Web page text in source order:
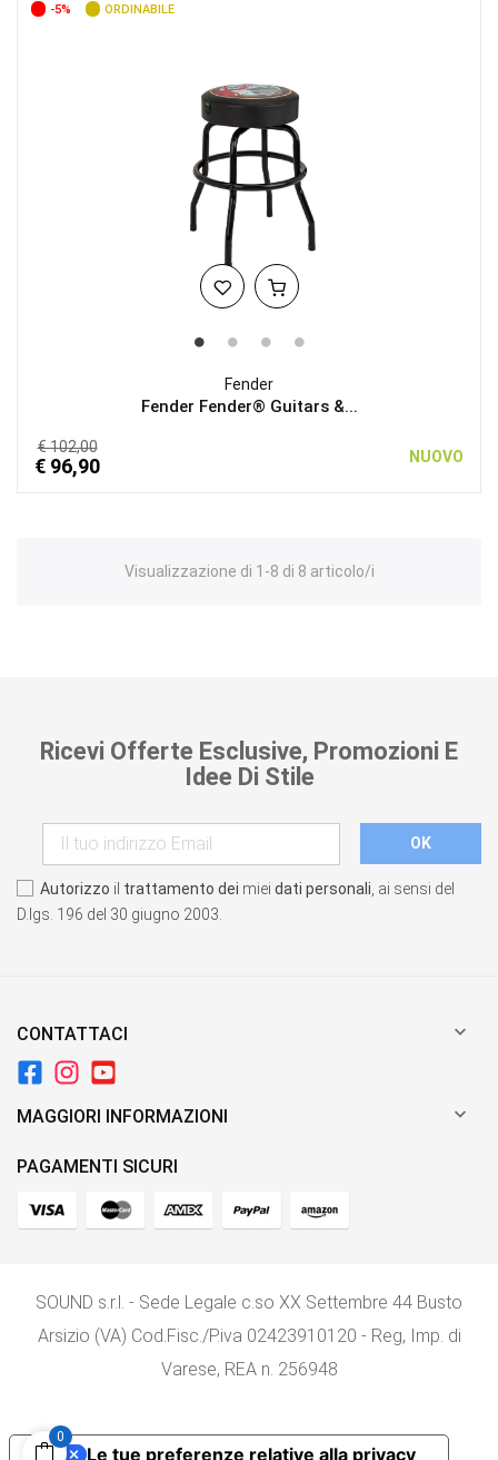
-5% ORDINABILE
Fender
Fender Fender® Guitars &...
€ 102,00
€ 96,90 NUOVO
Visualizzazione di 1-8 di 8 articolo/i
Ricevi Offerte Esclusive, Promozioni E
Idee Di Stile
Autorizzo il trattamento dei miei dati personali , ai sensi del
D.lgs. 196 del 30 giugno 2003.
CONTATTACI 
MAGGIORI INFORMAZIONI 
PAGAMENTI SICURI
SOUND s.r.l. - Sede Legale c.so XX Settembre 44 Busto
Arsizio (VA) Cod.Fisc./P.iva 02423910120 - Reg, Imp. di
Varese, REA n. 256948
0
Le tue preferenze relative alla privacy